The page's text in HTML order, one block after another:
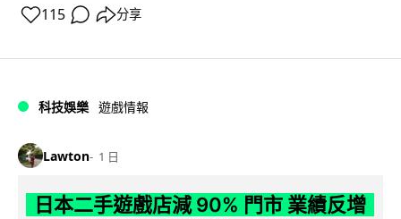
115 分享
科技娛樂 遊戲情報
Lawton 1 日
日本二手遊戲店減 90% 門市 業績反增